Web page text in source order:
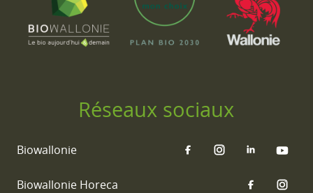
Réseaux sociaux
Biowallonie
Biowallonie Horeca